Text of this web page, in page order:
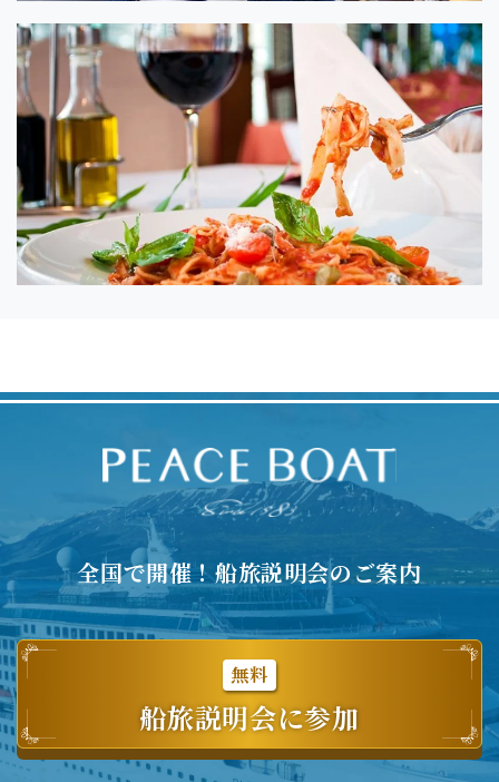
全国で開催！船旅説明会のご案内
無料
船旅説明会に参加